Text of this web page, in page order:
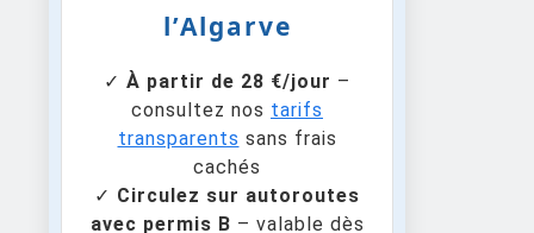
l’Algarve
✓ À partir de 28 €/jour –
consultez nos tarifs
transparents sans frais
cachés
✓ Circulez sur autoroutes
avec permis B – valable dès